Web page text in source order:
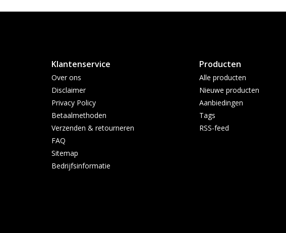
Klantenservice
Over ons
Disclaimer
Privacy Policy
Betaalmethoden
Verzenden & retourneren
FAQ
Sitemap
Bedrijfsinformatie
Producten
Alle producten
Nieuwe producten
Aanbiedingen
Tags
RSS-feed